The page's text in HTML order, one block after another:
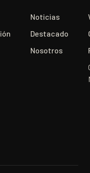
Noticias
Destacado
Nosotros